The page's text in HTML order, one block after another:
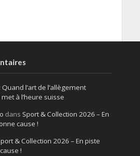
Quand l’art de l’allègement
à l’heure suisse
dans Sport & Collection 2026 – En
cause !
& Collection 2026 – En piste
!